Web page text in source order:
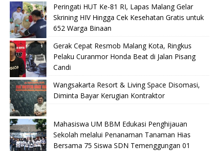
Peringati HUT Ke-81 RI, Lapas Malang Gelar
Skrining HIV Hingga Cek Kesehatan Gratis untuk
652 Warga Binaan
Gerak Cepat Resmob Malang Kota, Ringkus
Pelaku Curanmor Honda Beat di Jalan Pisang
Candi
Wangsakarta Resort & Living Space Disomasi,
Diminta Bayar Kerugian Kontraktor
Mahasiswa UM BBM Edukasi Penghijauan
Sekolah melalui Penanaman Tanaman Hias
Bersama 75 Siswa SDN Temenggungan 01